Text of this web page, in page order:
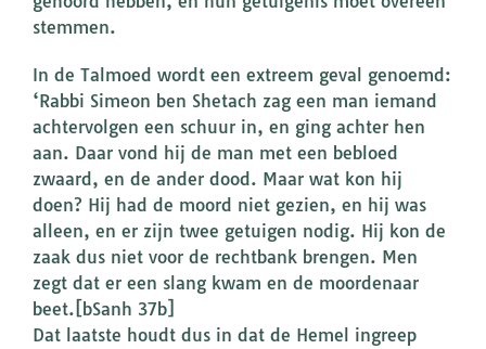
stemmen.
In de Talmoed wordt een extreem geval genoemd:
‘Rabbi Simeon ben Shetach zag een man iemand
achtervolgen een schuur in, en ging achter hen
aan. Daar vond hij de man met een bebloed
zwaard, en de ander dood. Maar wat kon hij
doen? Hij had de moord niet gezien, en hij was
alleen, en er zijn twee getuigen nodig. Hij kon de
zaak dus niet voor de rechtbank brengen. Men
zegt dat er een slang kwam en de moordenaar
beet.[bSanh 37b]
Dat laatste houdt dus in dat de Hemel ingreep